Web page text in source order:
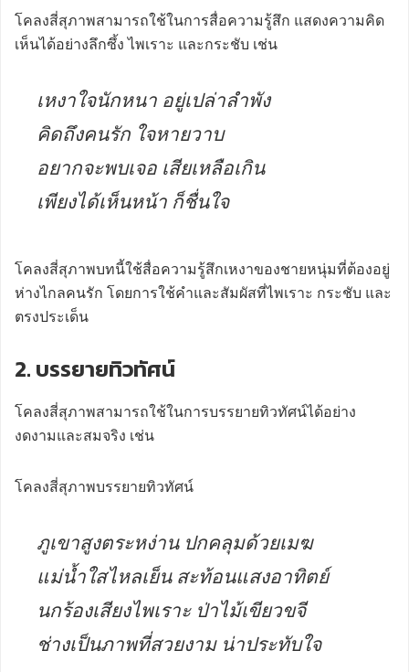
โคลงสี่สุภาพสามารถใช้ในการสื่อความรู้สึก แสดงความคิด
เห็นได้อย่างลึกซึ้ง ไพเราะ และกระชับ เช่น
เหงาใจนักหนา อยู่เปล่าลำพัง
คิดถึงคนรัก ใจหายวาบ
อยากจะพบเจอ เสียเหลือเกิน
เพียงได้เห็นหน้า ก็ชื่นใจ
โคลงสี่สุภาพบทนี้ใช้สื่อความรู้สึกเหงาของชายหนุ่มที่ต้องอยู่
ห่างไกลคนรัก โดยการใช้คำและสัมผัสที่ไพเราะ กระชับ และ
ตรงประเด็น
2. บรรยายทิวทัศน์
โคลงสี่สุภาพสามารถใช้ในการบรรยายทิวทัศน์ได้อย่าง
งดงามและสมจริง เช่น
โคลงสี่สุภาพบรรยายทิวทัศน์
ภูเขาสูงตระหง่าน ปกคลุมด้วยเมฆ
แม่น้ำใสไหลเย็น สะท้อนแสงอาทิตย์
นกร้องเสียงไพเราะ ป่าไม้เขียวขจี
ช่างเป็นภาพที่สวยงาม น่าประทับใจ